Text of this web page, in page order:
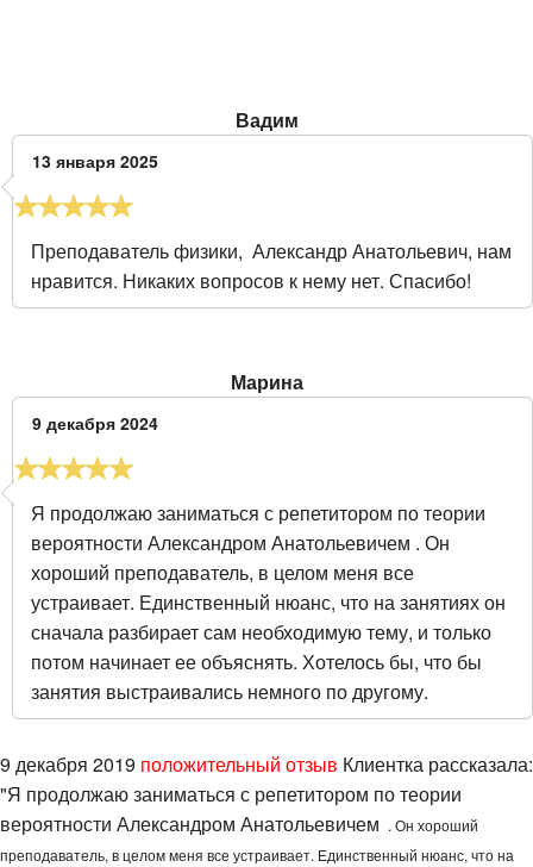
Вадим
13 января 2025
Преподаватель физики, Александр Анатольевич, нам
нравится. Никаких вопросов к нему нет. Спасибо!
Марина
9 декабря 2024
Я продолжаю заниматься с репетитором по теории
вероятности Александром Анатольевичем . Он
хороший преподаватель, в целом меня все
устраивает. Единственный нюанс, что на занятиях он
сначала разбирает сам необходимую тему, и только
потом начинает ее объяснять. Хотелось бы, что бы
занятия выстраивались немного по другому.
9 декабря 2019 положительный отзыв Клиентка рассказала:
"Я продолжаю заниматься с репетитором по теории
вероятности Александром Анатольевичем . Он хороший
преподаватель, в целом меня все устраивает. Единственный нюанс, что на